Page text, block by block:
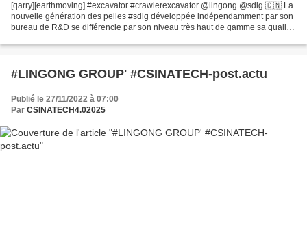
[qarry][earthmoving] #excavator #crawlerexcavator @lingong @sdlg 🇨🇳 La
nouvelle génération des pelles #sdlg développée indépendamment par son
bureau de R&D se différencie par son niveau très haut de gamme sa qualité
#LINGONG GROUP' #CSINATECH-post.actu
Publié le 27/11/2022 à 07:00
Par CSINATECH4.02025